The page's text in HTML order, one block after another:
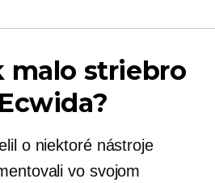
malo striebro
o niektoré nástroje
vo svojom